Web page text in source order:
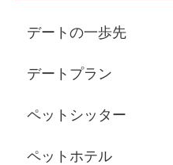
デートの一歩先
デートプラン
ペットシッター
ペットホテル